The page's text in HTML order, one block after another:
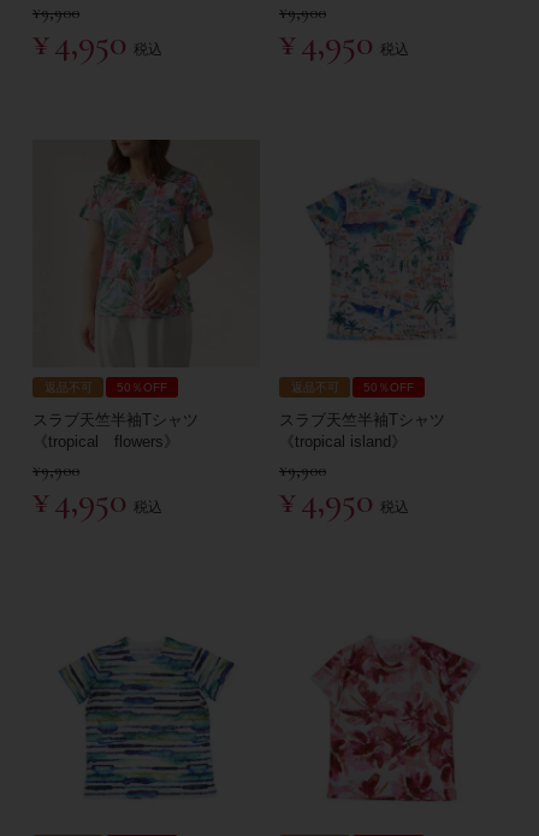
¥9,900
¥4,950 税込
¥9,900
¥4,950 税込
返品不可 50％OFF
スラブ天竺半袖Tシャツ
《tropical flowers》
¥9,900
¥4,950 税込
返品不可 50％OFF
スラブ天竺半袖Tシャツ
《tropical island》
¥9,900
¥4,950 税込